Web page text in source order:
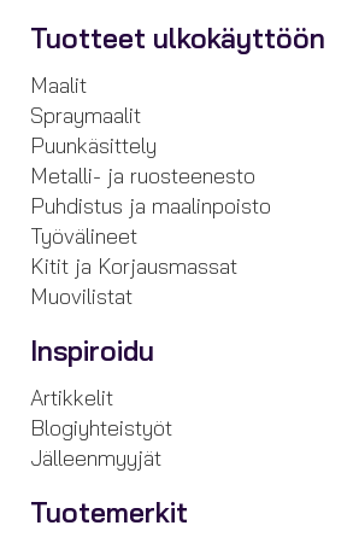
Tuotteet ulkokäyttöön
Maalit
Spraymaalit
Puunkäsittely
Metalli- ja ruosteenesto
Puhdistus ja maalinpoisto
Työvälineet
Kitit ja Korjausmassat
Muovilistat
Inspiroidu
Artikkelit
Blogiyhteistyöt
Jälleenmyyjät
Tuotemerkit